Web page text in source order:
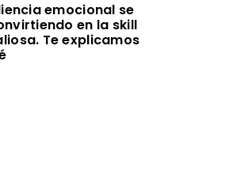
emocional se
en la skill
Te explicamos